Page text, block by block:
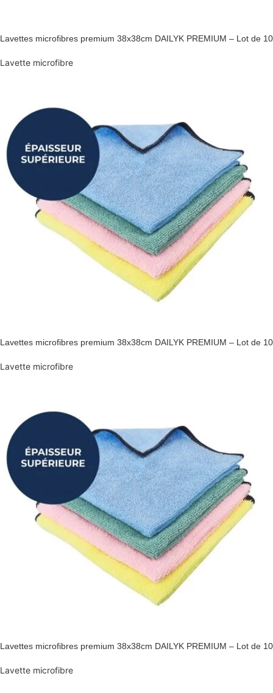
Lavettes microfibres premium 38x38cm DAILYK PREMIUM – Lot de 10
Lavette microfibre
Lavettes microfibres premium 38x38cm DAILYK PREMIUM – Lot de 10
Lavette microfibre
Lavettes microfibres premium 38x38cm DAILYK PREMIUM – Lot de 10
Lavette microfibre